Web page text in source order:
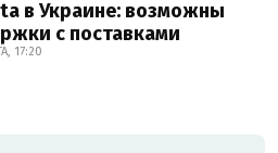
в Украине: возможны
с поставками
17:20